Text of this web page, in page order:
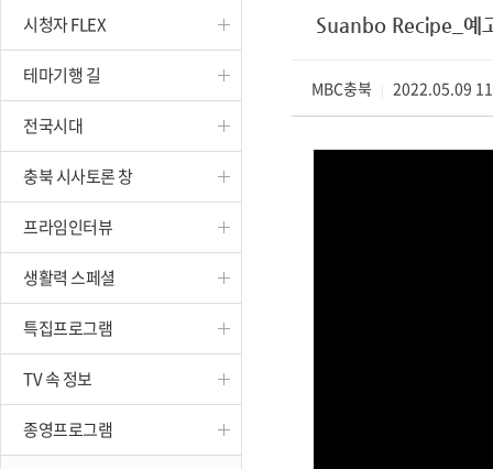
옥천
특집프로그램
종영프로그램
시청자 FLEX
테마기행 길
전국시대
충북 시사토론 창
프라임인터뷰
생활력 스페셜
특집프로그램
TV 속 정보
종영프로그램
Suanbo Recipe_예
MBC충북 2022.05.09